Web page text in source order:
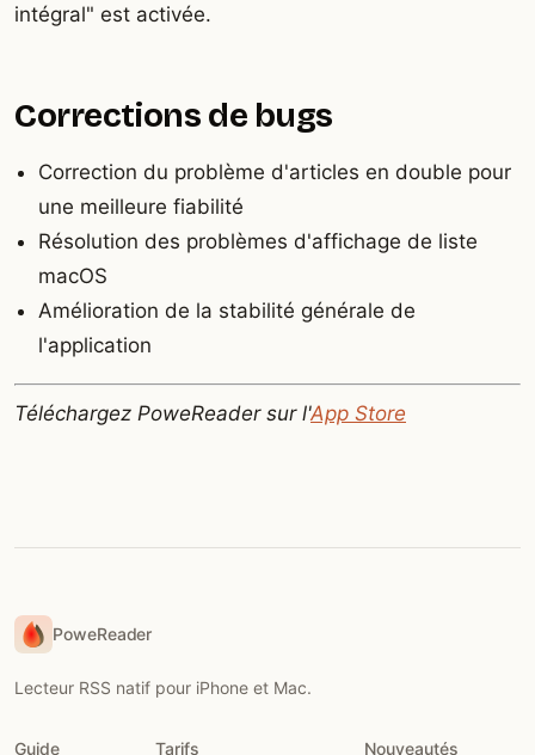
intégral" est activée.
Corrections de bugs
Correction du problème d'articles en double pour
une meilleure fiabilité
Résolution des problèmes d'affichage de liste
macOS
Amélioration de la stabilité générale de
l'application
Téléchargez PoweReader sur l'App Store
PoweReader
Lecteur RSS natif pour iPhone et Mac.
Guide Tarifs Nouveautés